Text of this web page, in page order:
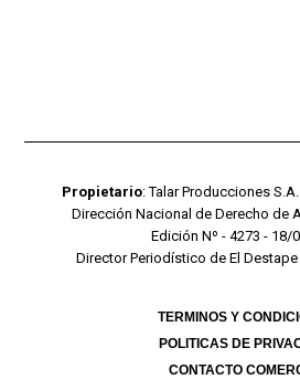
Propietario: Talar Producciones
Dirección Nacional de Derecho de
Edición Nº - 4273 - 18/
Director Periodístico de El Destape
TERMINOS Y
POLITICAS DE
CONTACTO